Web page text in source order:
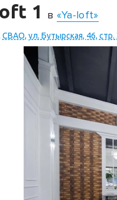
1 в «Ya-loft»
ул. Бутырская, 46, стр.